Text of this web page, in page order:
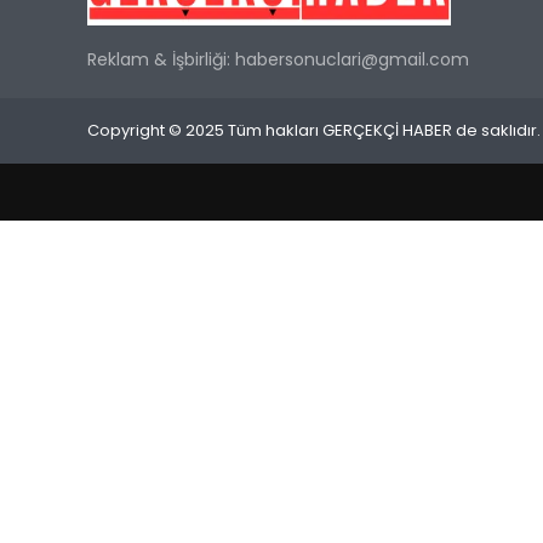
Reklam & İşbirliği: habersonuclari@gmail.com
Copyright © 2025 Tüm hakları GERÇEKÇİ HABER de saklıdır.